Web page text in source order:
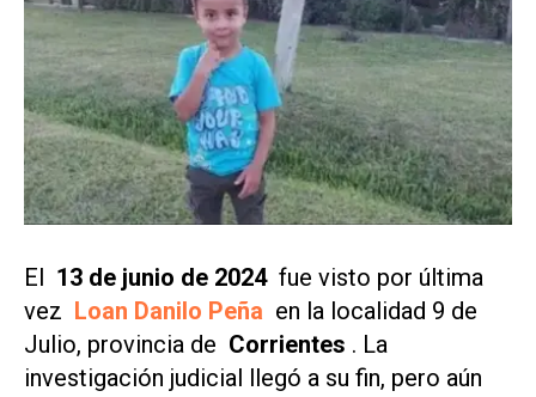
El 13 de junio de 2024 fue visto por última
vez Loan Danilo Peña en la localidad 9 de
Julio, provincia de Corrientes . La
investigación judicial llegó a su fin, pero aún